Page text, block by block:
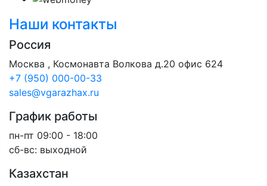
Наши контакты
Россия
Москва , Космонавта Волкова д.20 офис 624
+7 (950) 000-00-33
sales@vgarazhax.ru
График работы
пн-пт 09:00 - 18:00
сб-вс: выходной
Казахстан